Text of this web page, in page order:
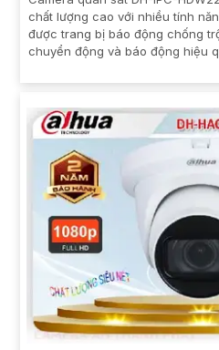
chất lượng cao với nhiều tính
được trang bị báo động chống
chuyển động và báo động hiệu